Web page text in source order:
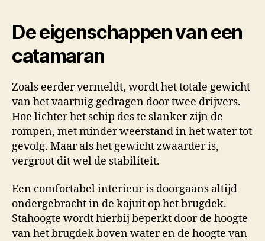
De eigenschappen van een
catamaran
Zoals eerder vermeldt, wordt het totale gewicht
van het vaartuig gedragen door twee drijvers.
Hoe lichter het schip des te slanker zijn de
rompen, met minder weerstand in het water tot
gevolg. Maar als het gewicht zwaarder is,
vergroot dit wel de stabiliteit.
Een comfortabel interieur is doorgaans altijd
ondergebracht in de kajuit op het brugdek.
Stahoogte wordt hierbij beperkt door de hoogte
van het brugdek boven water en de hoogte van